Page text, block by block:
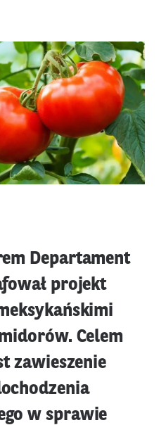
Departament
projekt
Celem
zawieszenie
w sprawie